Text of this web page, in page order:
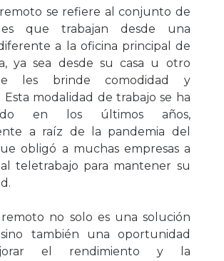
se refiere al conjunto de
que trabajan desde una
a la oficina principal de
ya sea desde su casa u otro
les brinde comodidad y
Esta modalidad de trabajo se ha
en los últimos años,
a raíz de la pandemia del
obligó a muchas empresas a
teletrabajo para mantener su
no solo es una solución
también una oportunidad
el rendimiento y la